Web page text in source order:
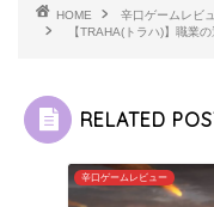
HOME
辛口ゲームレビ
【TRAHA(トラハ)】職業
RELATED
辛口ゲームレビュー